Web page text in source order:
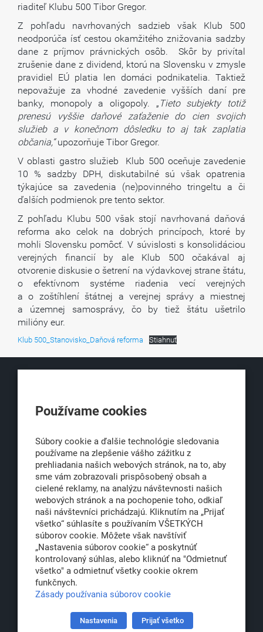
riaditeľ Klubu 500 Tibor Gregor.
Z pohľadu navrhovaných sadzieb však Klub 500
neodporúča ísť cestou okamžitého znižovania sadzby
dane z príjmov právnických osôb. Skôr by privítal
zrušenie dane z dividend, ktorú na Slovensku v zmysle
pravidiel EÚ platia len domáci podnikatelia. Taktiež
nepovažuje za vhodné zavedenie vyšších daní pre
banky, monopoly a oligopoly. „ Tieto subjekty totiž
prenesú vyššie daňové zaťaženie do cien svojich
služieb a v konečnom dôsledku to aj tak zaplatia
občania,“upozorňuje Tibor Gregor.
V oblasti gastro služieb Klub 500 oceňuje zavedenie
10 % sadzby DPH, diskutabilné sú však opatrenia
týkajúce sa zavedenia (ne)povinného tringeltu a či
ďalších podmienok pre tento sektor.
Z pohľadu Klubu 500 však stojí navrhovaná daňová
reforma ako celok na dobrých princípoch, ktoré by
mohli Slovensku pomôcť. V súvislosti s konsolidáciou
verejných financií by ale Klub 500 očakával aj
otvorenie diskusie o šetrení na výdavkovej strane štátu,
o efektívnom systéme riadenia vecí verejných
a o zoštíhlení štátnej a verejnej správy a miestnej
a územnej samosprávy, čo by tiež štátu ušetrilo
milióny eur.
Klub 500_Stanovisko_Daňová reforma Stiahnuť
Obchodná 6
office@klub500.sk
+421 2 54 646 464
www.klub500.sk
Copyright: Klub 500, 2026
Všetky práva vyhradené
Právna informácia
Používame cookies
Súbory cookie a ďalšie technológie sledovania
používame na zlepšenie vášho zážitku z
prehliadania našich webových stránok, na to, aby
sme vám zobrazovali prispôsobený obsah a
cielené reklamy, na analýzu návštevnosti našich
webových stránok a na pochopenie toho, odkiaľ
naši návštevníci prichádzajú. Kliknutím na „Prijať
všetko“ súhlasíte s používaním VŠETKÝCH
súborov cookie. Môžete však navštíviť
„Nastavenia súborov cookie“ a poskytnúť
kontrolovaný súhlas, alebo kliknúť na "Odmietnuť
všetko" a odmietnuť všetky cookie okrem
funkčnych.
Zásady používania súborov cookie
Nastavenia Prijať všetko